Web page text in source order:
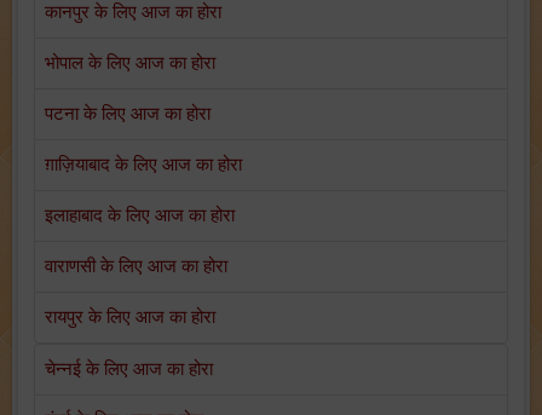
कानपुर के लिए आज का होरा
भोपाल के लिए आज का होरा
पटना के लिए आज का होरा
ग़ाज़ियाबाद के लिए आज का होरा
इलाहाबाद के लिए आज का होरा
वाराणसी के लिए आज का होरा
रायपुर के लिए आज का होरा
चेन्नई के लिए आज का होरा